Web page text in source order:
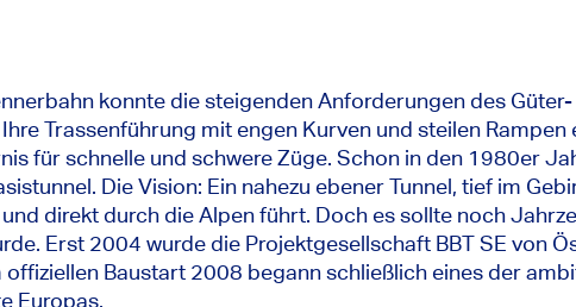
konnte die steigenden Anforderungen des
Trassenführung mit engen Kurven und steilen Rampen
für schnelle und schwere Züge. Schon in den 1980er
Die Vision: Ein nahezu ebener Tunnel, tief im
direkt durch die Alpen führt. Doch es sollte noch
Erst 2004 wurde die Projektgesellschaft BBT SE von
Baustart 2008 begann schließlich eines der
Europas.